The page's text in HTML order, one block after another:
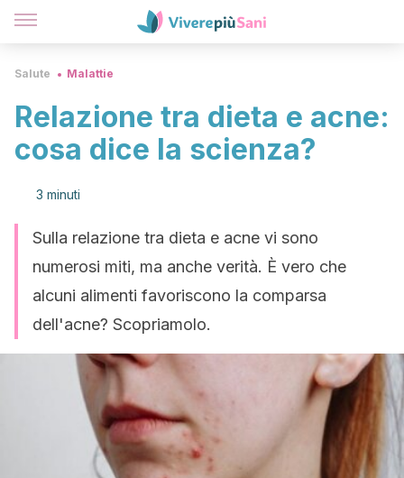
Salute Malattie
Relazione tra dieta e acne:
cosa dice la scienza?
3 minuti
Sulla relazione tra dieta e acne vi sono
numerosi miti, ma anche verità. È vero che
alcuni alimenti favoriscono la comparsa
dell'acne? Scopriamolo.